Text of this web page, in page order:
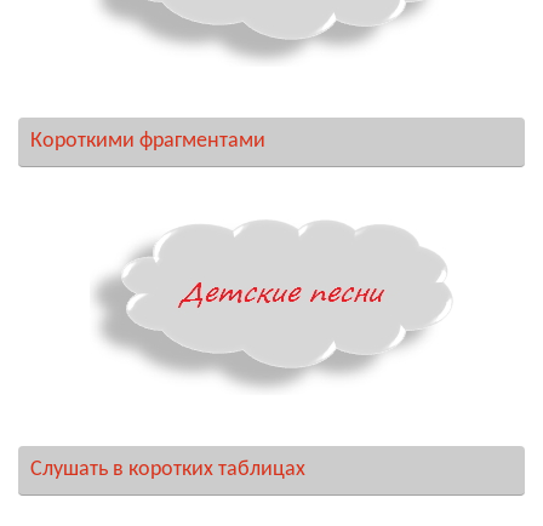
Короткими фрагментами
Слушать в коротких таблицах